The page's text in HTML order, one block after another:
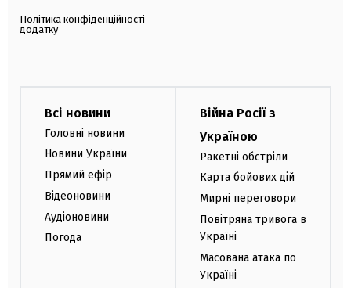
Політика конфіденційності
додатку
Всі новини
Головні новини
Новини України
Прямий ефір
Відеоновини
Аудіоновини
Погода
Війна Росії з
Україною
Ракетні обстріли
Карта бойових дій
Мирні переговори
Повітряна тривога в
Україні
Масована атака по
Україні